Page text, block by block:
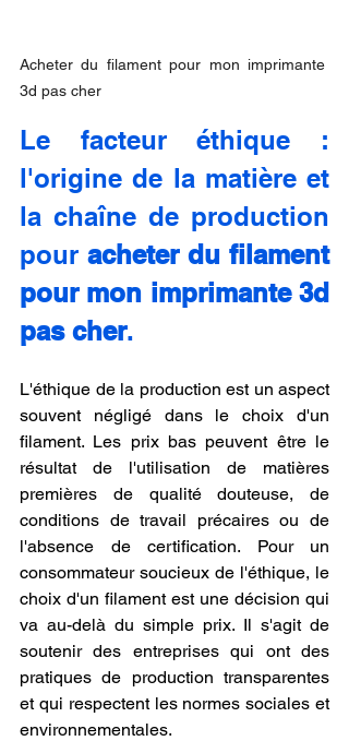
Acheter du filament pour mon imprimante
3d pas cher
Le facteur éthique :
l'origine de la matière et
la chaîne de production
pour acheter du filament
pour mon imprimante 3d
pas cher.
L'éthique de la production est un aspect
souvent négligé dans le choix d'un
filament. Les prix bas peuvent être le
résultat de l'utilisation de matières
premières de qualité douteuse, de
conditions de travail précaires ou de
l'absence de certification. Pour un
consommateur soucieux de l'éthique, le
choix d'un filament est une décision qui
va au-delà du simple prix. Il s'agit de
soutenir des entreprises qui ont des
pratiques de production transparentes
et qui respectent les normes sociales et
environnementales.